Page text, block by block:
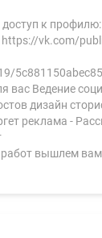
к профилю:
vk.com/
вас Ведение
дизайн
реклама -
вышлем вам